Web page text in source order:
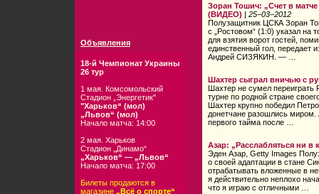
Объявления
18-й Чемпионат Украины
26 тур
1 мая. Комсомольский
Стадион „Энергетик"
"Харьков“ (мол)
„Львов“ (мол)
Начало матча: 14:00
2 мая. Харьков
Стадион „Динамо“
„Харьков“ — „Львов“
Начало матча: 17:00
Билеты продаются в
магазине „Всё о спорте“
Зоран Тошич: „Счет в
(ВИДЕО) | 25−03−2012
Полузащитник ЦСКА Зоран
с „Ростовом“ (1:0) указал на
для взятия ворот гостей,
единственный гол, передает
Андрей СИЗЯКИН. — …
Шахтер сыграл вничью с
Шахтер не сумел переиграть
турне по родной стране
Шахтер крупно победил
донетчане разошлись миром.
первого тайма после …
Азар: „Расслабляться ни в
Эден Азар, Getty Images
о своей адаптации в стане
отрабатывать вложенные в
я действительно неплохо
что я играю с отличными …